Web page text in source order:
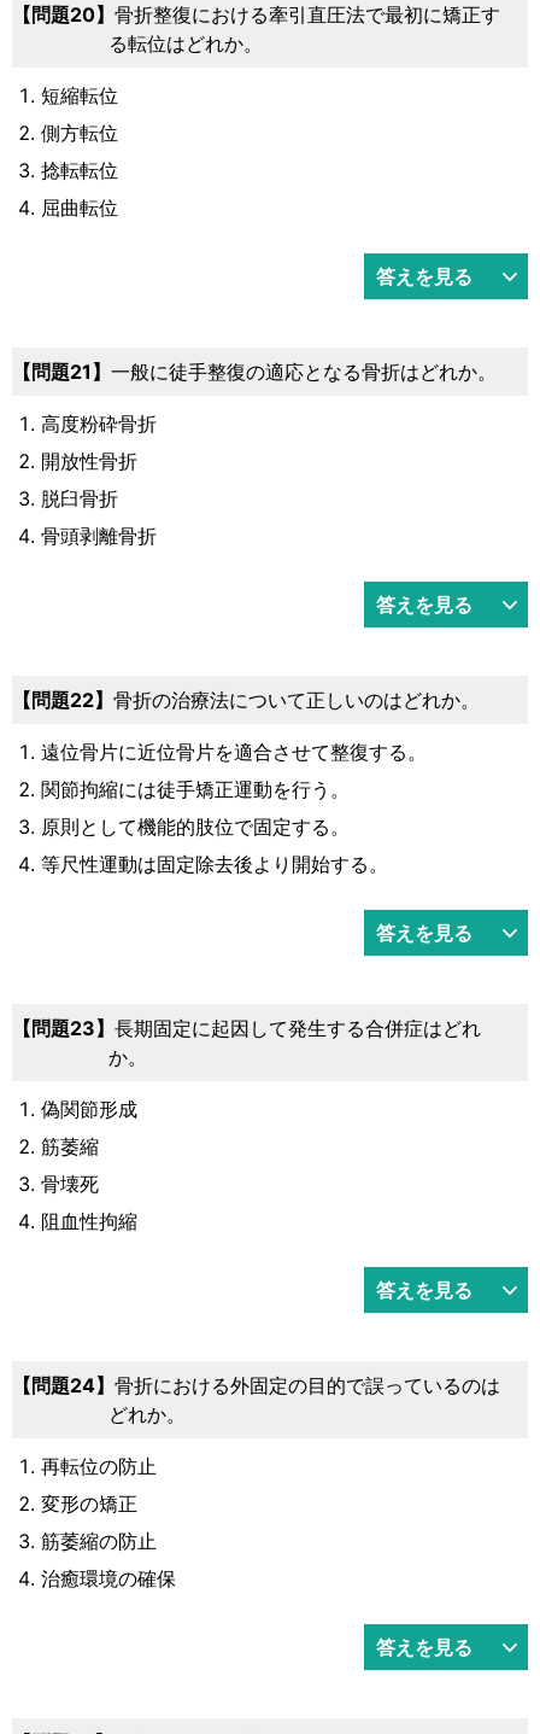
問題20
骨折整復における牽引直圧法で最初に矯正す
る転位はどれか。
短縮転位
側方転位
捻転転位
屈曲転位
答えを見る
問題21 一般に徒手整復の適応となる骨折はどれか。
高度粉砕骨折
開放性骨折
脱臼骨折
骨頭剥離骨折
答えを見る
問題22 骨折の治療法について正しいのはどれか。
遠位骨片に近位骨片を適合させて整復する。
関節拘縮には徒手矯正運動を行う。
原則として機能的肢位で固定する。
等尺性運動は固定除去後より開始する。
答えを見る
問題23
長期固定に起因して発生する合併症はどれ
か。
偽関節形成
筋萎縮
骨壊死
阻血性拘縮
答えを見る
問題24
骨折における外固定の目的で誤っているのは
どれか。
再転位の防止
変形の矯正
筋萎縮の防止
治癒環境の確保
答えを見る